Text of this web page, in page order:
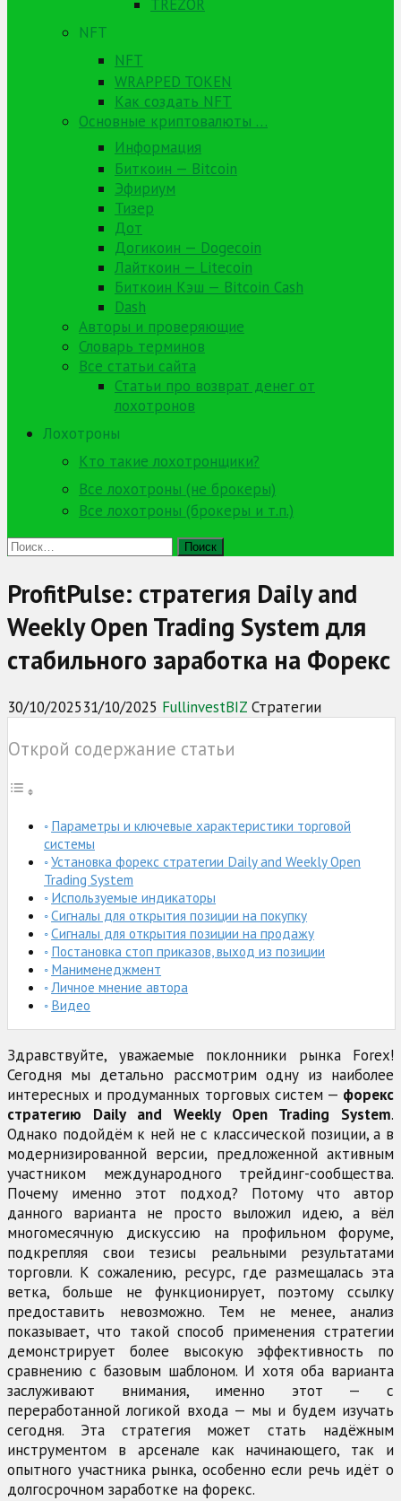
TREZOR
NFT
NFT
WRAPPED TOKEN
Как создать NFT
Основные криптовалюты …
Информация
Биткоин — Bitcoin
Эфириум
Тизер
Дот
Догикоин — Dogecoin
Лайткоин — Litecoin
Биткоин Кэш — Bitcoin Cash
Dash
Авторы и проверяющие
Словарь терминов
Все статьи сайта
Статьи про возврат денег от
лохотронов
Лохотроны
Кто такие лохотронщики?
Все лохотроны (не брокеры)
Все лохотроны (брокеры и т.п.)
Найти:
ProfitPulse: стратегия Daily and
Weekly Open Trading System для
стабильного заработка на Форекс
30/10/202531/10/2025 FullinvestBIZ Стратегии
Открой содержание статьи
Параметры и ключевые характеристики торговой
системы
Установка форекс стратегии Daily and Weekly Open
Trading System
Используемые индикаторы
Сигналы для открытия позиции на покупку
Сигналы для открытия позиции на продажу
Постановка стоп приказов, выход из позиции
Манименеджмент
Личное мнение автора
Видео
Здравствуйте, уважаемые поклонники рынка Forex!
Сегодня мы детально рассмотрим одну из наиболее
интересных и продуманных торговых систем — форекс
стратегию Daily and Weekly Open Trading System.
Однако подойдём к ней не с классической позиции, а в
модернизированной версии, предложенной активным
участником международного трейдинг-сообщества.
Почему именно этот подход? Потому что автор
данного варианта не просто выложил идею, а вёл
многомесячную дискуссию на профильном форуме,
подкрепляя свои тезисы реальными результатами
торговли. К сожалению, ресурс, где размещалась эта
ветка, больше не функционирует, поэтому ссылку
предоставить невозможно. Тем не менее, анализ
показывает, что такой способ применения стратегии
демонстрирует более высокую эффективность по
сравнению с базовым шаблоном. И хотя оба варианта
заслуживают внимания, именно этот — с
переработанной логикой входа — мы и будем изучать
сегодня. Эта стратегия может стать надёжным
инструментом в арсенале как начинающего, так и
опытного участника рынка, особенно если речь идёт о
долгосрочном заработке на форекс.